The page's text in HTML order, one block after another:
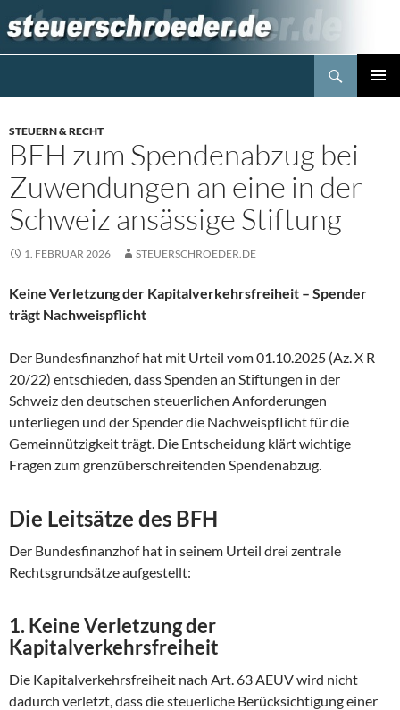
Inhalt
springen
STEUERN & RECHT
BFH zum Spendenabzug bei
Zuwendungen an eine in der
Schweiz ansässige Stiftung
1. FEBRUAR 2026 STEUERSCHROEDER.DE
Keine Verletzung der Kapitalverkehrsfreiheit – Spender
trägt Nachweispflicht
Der Bundesfinanzhof hat mit Urteil vom 01.10.2025 (Az. X R
20/22) entschieden, dass Spenden an Stiftungen in der
Schweiz den deutschen steuerlichen Anforderungen
unterliegen und der Spender die Nachweispflicht für die
Gemeinnützigkeit trägt. Die Entscheidung klärt wichtige
Fragen zum grenzüberschreitenden Spendenabzug.
Die Leitsätze des BFH
Der Bundesfinanzhof hat in seinem Urteil drei zentrale
Rechtsgrundsätze aufgestellt:
1. Keine Verletzung der
Kapitalverkehrsfreiheit
Die Kapitalverkehrsfreiheit nach Art. 63 AEUV wird nicht
dadurch verletzt, dass die steuerliche Berücksichtigung einer